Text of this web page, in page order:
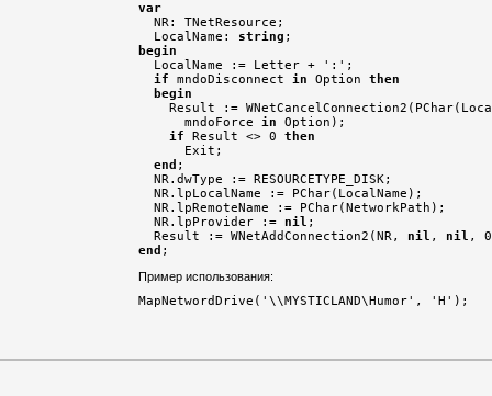
var
NR: TNetResource;
  LocalName:
string
begin
LocalName := Letter + ':';
if mndoDisconnect in Option then
begin
Result :=
      mndoForce
in Option);
if Result <> 0 then
      Exit;
end ;
  NR.dwType := RESOURCETYPE_DISK;
  NR.lpLocalName := PChar(LocalName);
  NR.lpRemoteName := PChar(NetworkPath);
  NR.lpProvider :=
nil ;
  Result := WNetAddConnection2(NR,
nil , nil
end ;
Пример использования: